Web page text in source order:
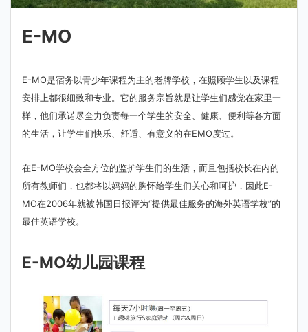
E-MO
E-MO是宿务以青少年课程为主的老牌学校，在照顾学生以及课程
安排上都很细致和专业。它的服务宗旨就是让学生们感觉在家里一
样，他们承诺尽全力负责每一个学生的安全、健康、便利等各方面
的生活，让学生们快乐、舒适、有意义的在EMO度过。
在E-MO学校会全方位的监护学生们的生活，而且包括校长在内的
所有教师们，也都将以妈妈的胸怀给学生们关心和呵护，因此E-
MO在2006年就被韩国日报评为“提供最佳服务的海外英语学校”的
最佳英语学校。
E-MO幼儿园课程